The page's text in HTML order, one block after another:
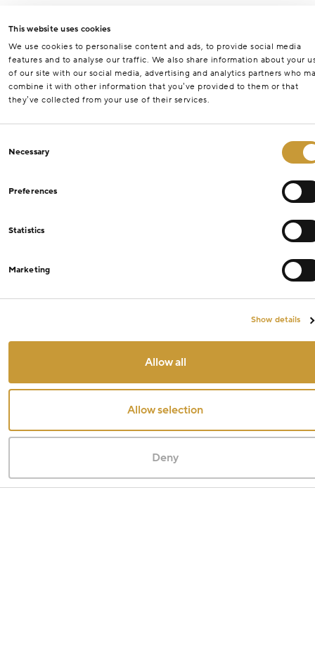
This website uses cookies
We use cookies to personalise content and ads, to provide social media
features and to analyse our traffic. We also share information about your
of our site with our social media, advertising and analytics partners who
combine it with other information that you’ve provided to them or that
they’ve collected from your use of their services.
Selection
Necessary
Preferences
Statistics
Marketing
Show details
Allow all
Allow selection
Deny